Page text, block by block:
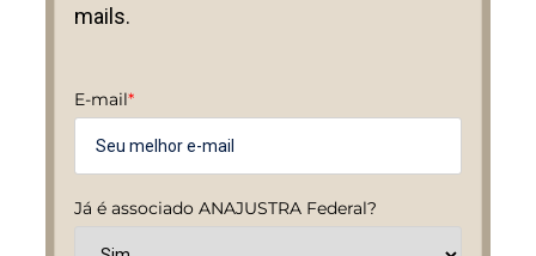
mails.
E-mail*
Já é associado ANAJUSTRA Federal?